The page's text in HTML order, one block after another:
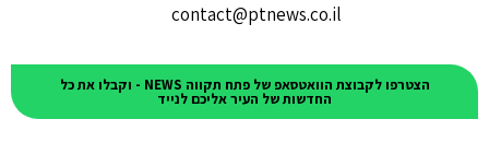
contact@ptnews.co.il
הצטרפו לקבוצת הוואטסאפ של פתח תקווה NEWS - וקבלו את כל
החדשות של העיר אליכם לנייד